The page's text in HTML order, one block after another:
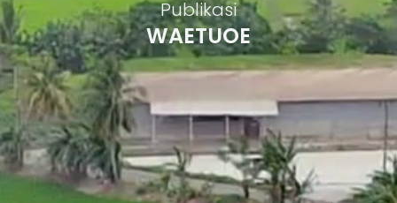
Publikasi
WAETUOE